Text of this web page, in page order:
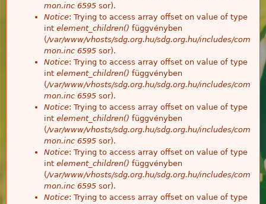
mon.inc 6595 sor).
Notice: Trying to access array offset on value of type
int element_children() függvényben
(/var/www/vhosts/sdg.org.hu/sdg.org.hu/includes/com
mon.inc 6595 sor).
Notice: Trying to access array offset on value of type
int element_children() függvényben
(/var/www/vhosts/sdg.org.hu/sdg.org.hu/includes/com
mon.inc 6595 sor).
Notice: Trying to access array offset on value of type
int element_children() függvényben
(/var/www/vhosts/sdg.org.hu/sdg.org.hu/includes/com
mon.inc 6595 sor).
Notice: Trying to access array offset on value of type
int element_children() függvényben
(/var/www/vhosts/sdg.org.hu/sdg.org.hu/includes/com
mon.inc 6595 sor).
Notice: Trying to access array offset on value of type